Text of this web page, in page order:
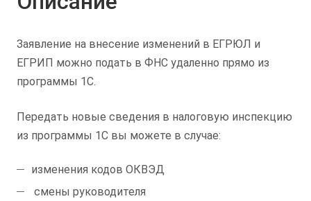
Заявление на внесение изменений в ЕГРЮЛ и
ЕГРИП можно подать в ФНС удаленно прямо из
программы 1С.
Передать новые сведения в налоговую инспекцию
из программы 1С вы можете в случае:
изменения кодов ОКВЭД
смены руководителя